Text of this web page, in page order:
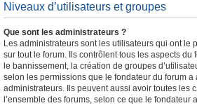
Niveaux d’utilisateurs et groupes
Que sont les administrateurs ?
Les administrateurs sont les utilisateurs qui ont le
sur tout le forum. Ils contrôlent tous les aspects du
le bannissement, la création de groupes
selon les permissions que le fondateur du forum a
administrateurs. Ils peuvent aussi avoir toutes les
l’ensemble des forums, selon ce que le fondateur